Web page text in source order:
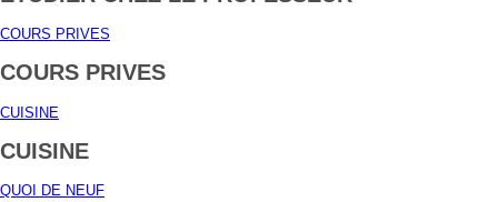
COURS PRIVES
COURS PRIVES
CUISINE
CUISINE
QUOI DE NEUF